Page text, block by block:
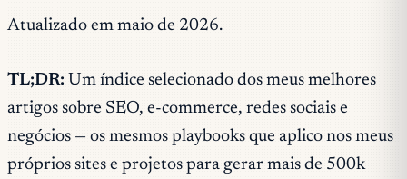
Atualizado em maio de 2026.
TL;DR: Um índice selecionado dos meus melhores
artigos sobre SEO, e-commerce, redes sociais e
negócios — os mesmos playbooks que aplico nos meus
próprios sites e projetos para gerar mais de 500k